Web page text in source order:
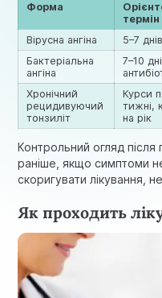
Форма
термін
Вірусна ангіна 5–7 днів
Бактеріальна
ангіна
7–10
Хронічний
рецидивуючий
тонзиліт
Курси
тижні,
на рік
Контрольний огляд
раніше, якщо симптоми
скоригувати лікування,
Як проходить